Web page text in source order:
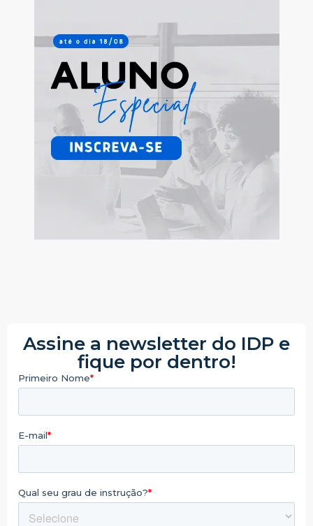
Assine a newsletter do IDP e
fique por dentro!